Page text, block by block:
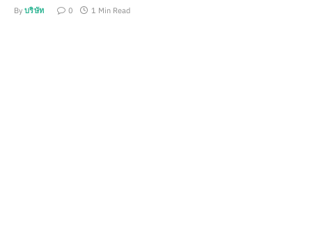
By บริษัท 0 1 Min Read